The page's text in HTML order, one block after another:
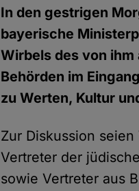
In den gestrigen
bayerische
Wirbels des von
Behörden im
zu Werten, Kultur
Zur Diskussion
Vertreter der
sowie Vertreter aus